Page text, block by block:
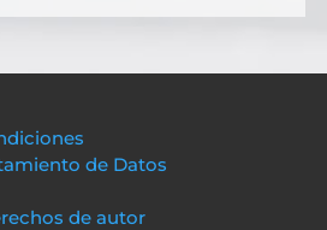
de Datos
de autor